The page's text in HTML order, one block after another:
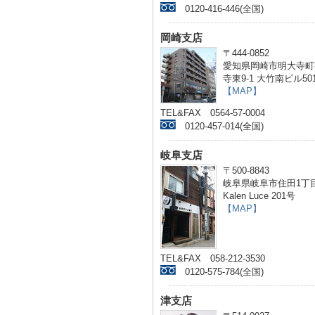
0120-416-446(全国)
岡崎支店
〒444-0852
愛知県岡崎市明大寺
寺東9-1 大竹南ビル
【MAP】
TEL&FAX 0564-57-0004
0120-457-014(全国)
岐阜支店
〒500-8843
岐阜県岐阜市住田1丁
Kalen Luce 201号
【MAP】
TEL&FAX 058-212-3530
0120-575-784(全国)
津支店